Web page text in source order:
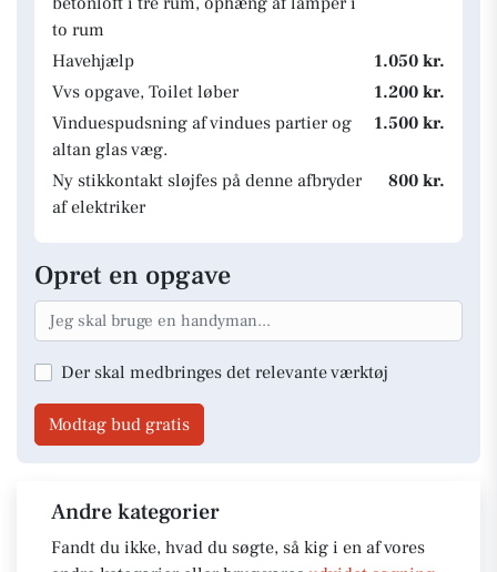
to rum
Havehjælp
1.050 kr.
Vvs opgave, Toilet løber
1.200 kr.
Vinduespudsning af vindues partier og
altan glas væg.
1.500 kr.
Ny stikkontakt sløjfes på denne afbryder
af elektriker
800 kr.
Opret en opgave
Der skal medbringes det relevante værktøj
Modtag bud gratis
Andre kategorier
Fandt du ikke, hvad du søgte, så kig i en af vores